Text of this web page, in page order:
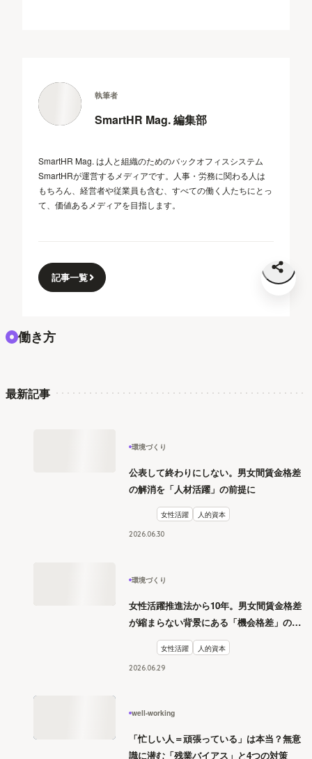
執筆者
SmartHR Mag. 編集部
SmartHR Mag. は人と組織のためのバックオフィスシステム
SmartHRが運営するメディアです。人事・労務に関わる人は
もちろん、経営者や従業員も含む、すべての働く人たちにとっ
て、価値あるメディアを目指します。
記事一覧
働き方
最新記事
環境づくり
公表して終わりにしない。男女間賃金格差
の解消を「人材活躍」の前提に
女性活躍 人的資本
2026.0630
環境づくり
女性活躍推進法から10年。男女間賃金格差
が縮まらない背景にある「機会格差」の構
女性活躍 人的資本
2026.0629
well-working
「忙しい人＝頑張っている」は本当？無意
識に潜む「残業バイアス」と4つの対策